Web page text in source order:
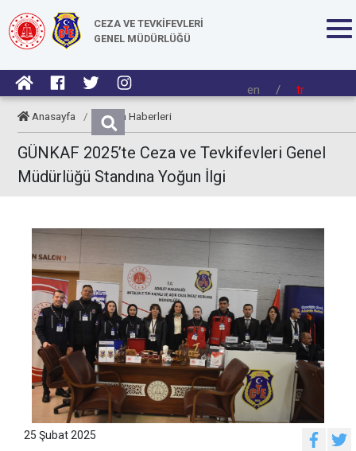
CEZA VE TEVKİFEVLERİ
GENEL MÜDÜRLÜĞÜ
en / tr
Anasayfa / Kurum Haberleri
GÜNKAF 2025’te Ceza ve Tevkifevleri Genel
Müdürlüğü Standına Yoğun İlgi
25 Şubat 2025